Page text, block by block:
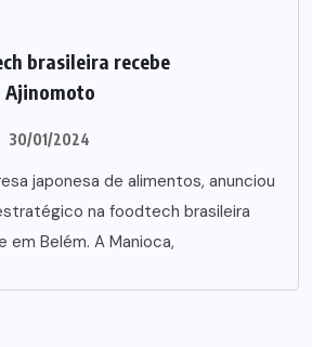
brasileira recebe
Ajinomoto
30/01/2024
japonesa de alimentos, anunciou
na foodtech brasileira
em Belém. A Manioca,